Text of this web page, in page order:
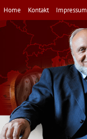
Direkt
zum
Inhalt
Home Kontakt Impressum